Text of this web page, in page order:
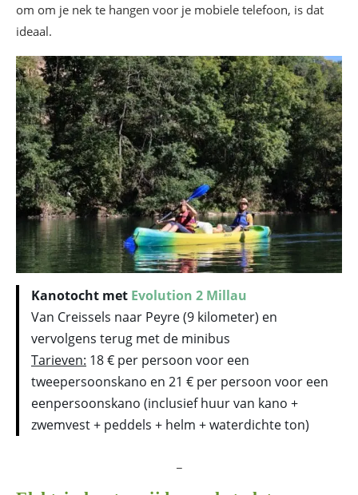
om om je nek te hangen voor je mobiele telefoon, is dat
ideaal.
Kanotocht met Evolution 2 Millau
Van Creissels naar Peyre (9 kilometer) en
vervolgens terug met de minibus
Tarieven: 18 € per persoon voor een
tweepersoonskano en 21 € per persoon voor een
eenpersoonskano (inclusief huur van kano +
zwemvest + peddels + helm + waterdichte ton)